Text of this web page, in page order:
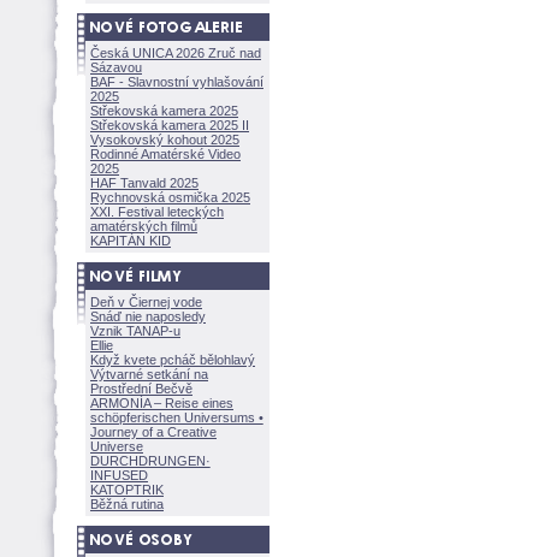
Česká UNICA 2026 Zruč nad
Sázavou
BAF - Slavnostní vyhlašování
2025
Střekovská kamera 2025
Střekovská kamera 2025 II
Vysokovský kohout 2025
Rodinné Amatérské Video
2025
HAF Tanvald 2025
Rychnovská osmička 2025
XXI. Festival leteckých
amatérských filmů
KAPITÁN KID
Deň v Čiernej vode
Snáď nie naposledy
Vznik TANAP-u
Ellie
Když kvete pcháč bělohlavý
Výtvarné setkání na
Prostřední Bečvě
ARMONÍA – Reise eines
schöpferischen Universums •
Journey of a Creative
Universe
DURCHDRUNGEN·
INFUSED
KATOPTRIK
Běžná rutina